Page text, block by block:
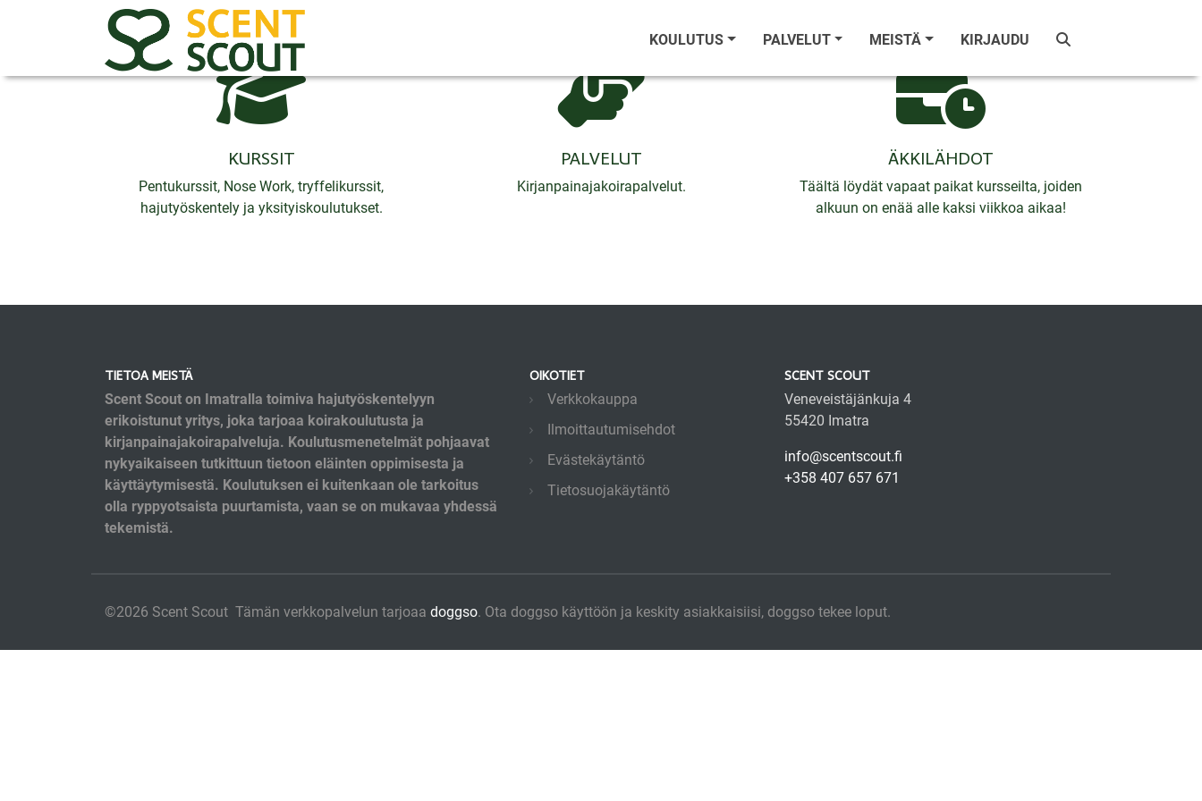
KOULUTUS PALVELUT MEISTÄ KIRJAUDU
KURSSIT
Pentukurssit, Nose Work, tryffelikurssit,
hajutyöskentely ja yksityiskoulutukset.
PALVELUT
Kirjanpainajakoirapalvelut.
ÄKKILÄHDOT
Täältä löydät vapaat paikat kursseilta, joiden
alkuun on enää alle kaksi viikkoa aikaa!
TIETOA MEISTÄ
Scent Scout on Imatralla toimiva hajutyöskentelyyn
erikoistunut yritys, joka tarjoaa koirakoulutusta ja
kirjanpainajakoirapalveluja. Koulutusmenetelmät pohjaavat
nykyaikaiseen tutkittuun tietoon eläinten oppimisesta ja
käyttäytymisestä. Koulutuksen ei kuitenkaan ole tarkoitus
olla ryppyotsaista puurtamista, vaan se on mukavaa yhdessä
tekemistä.
OIKOTIET
Verkkokauppa
Ilmoittautumisehdot
Evästekäytäntö
Tietosuojakäytäntö
SCENT SCOUT
Veneveistäjänkuja 4
55420 Imatra
info@scentscout.fi
+358 407 657 671
©2026 Scent Scout Tämän verkkopalvelun tarjoaa doggso. Ota doggso käyttöön ja keskity asiakkaisiisi, doggso tekee loput.